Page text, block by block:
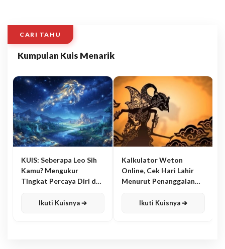
CARI TAHU
Kumpulan Kuis Menarik
KUIS: Seberapa Leo Sih
Kamu? Mengukur
Tingkat Percaya Diri dan
Ikuti Kuisnya ➔
Kalkulator Weton
Online, Cek Hari Lahir
Menurut Penanggalan
Ikuti Kuisnya ➔